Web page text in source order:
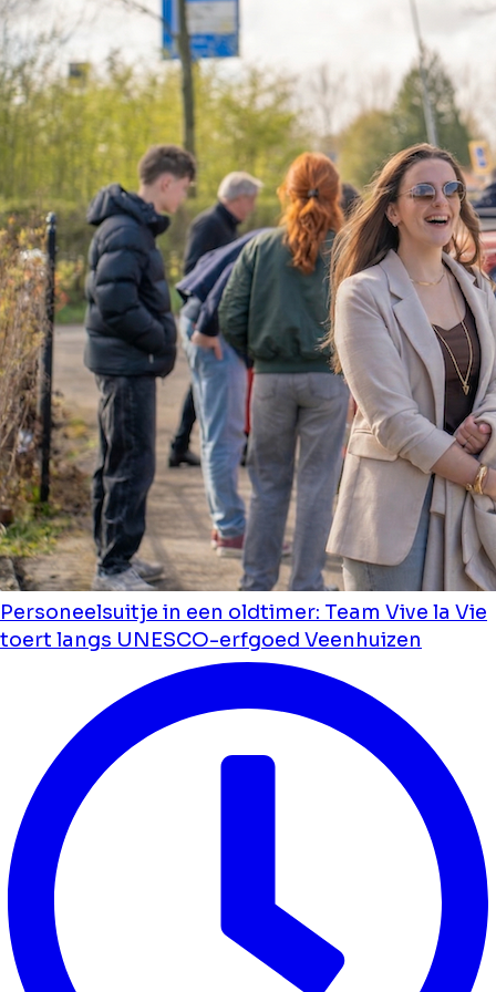
Personeelsuitje in een oldtimer: Team Vive la Vie
toert langs UNESCO-erfgoed Veenhuizen